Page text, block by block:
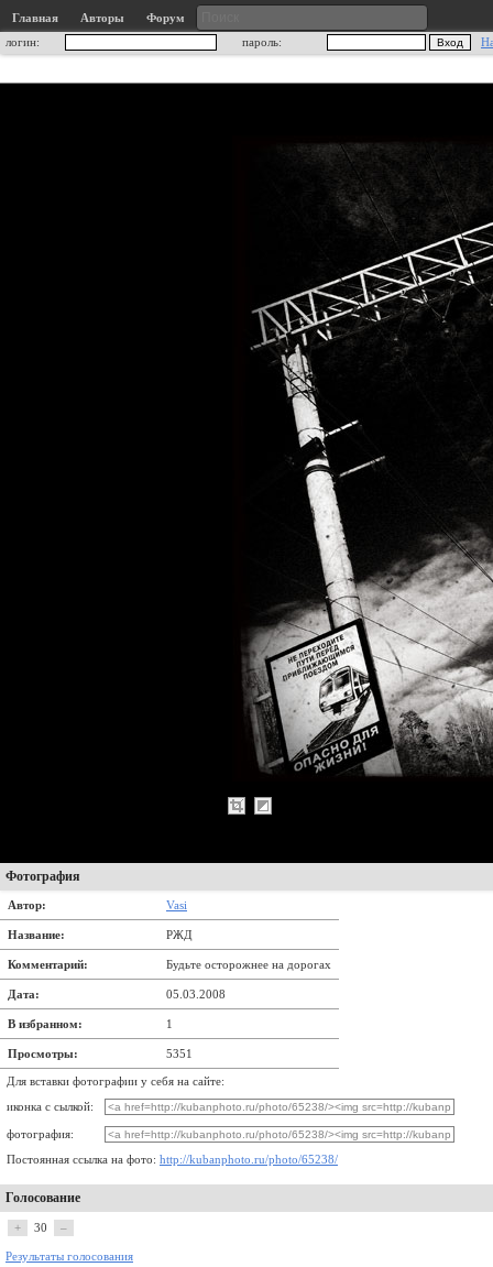
Главная Авторы
Форум
логин:
пароль:
Фотография
Автор: Vasi
Название: РЖД
Комментарий: Будьте осторожнее на дорогах
Дата: 05.03.2008
В избранном: 1
Просмотры: 5351
Для вставки фотографии у себя на сайте:
иконка с сылкой:
фотография:
Постоянная ссылка на фото: http://kubanphoto.ru/photo/65238/
Голосование
+ 30 –
Результаты голосования